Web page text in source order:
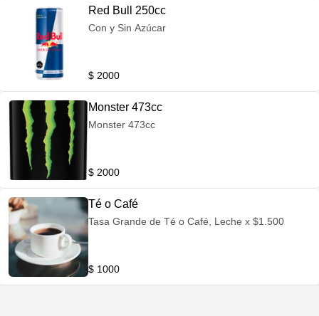
Red Bull 250cc
Con y Sin Azúcar
$ 2000
Monster 473cc
Monster 473cc
$ 2000
Té o Café
Tasa Grande de Té o Café, Leche x $1.500
$ 1000